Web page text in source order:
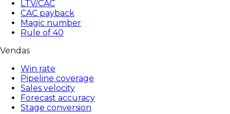
LTV/CAC
CAC payback
Magic number
Rule of 40
Vendas
Win rate
Pipeline coverage
Sales velocity
Forecast accuracy
Stage conversion